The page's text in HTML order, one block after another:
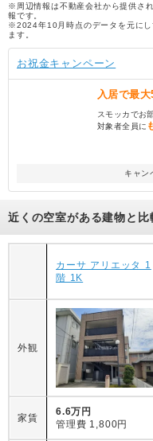
※周辺情報は不動産会社から提供さ
報です。
※2024年10月時点のデータを元にし
ます。
お祝金キャンペーン
入居で最大
スモッカでお
対象者全員に
キャン
近くの空室がある建物と比
カーサ アリエッタ 1
階 1K
外観
家賃
6.6万円
管理費 1,800円